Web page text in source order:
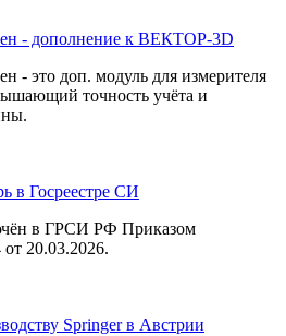
- дополнение к ВЕКТОР-3D
- это доп. модуль для измерителя
точность учёта и
в Госреестре СИ
в ГРСИ РФ Приказом
20.03.2026.
Springer в Австрии